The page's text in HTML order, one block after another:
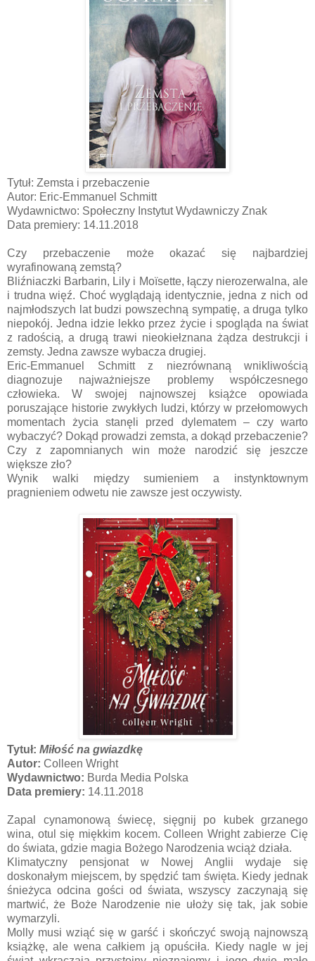
Tytuł: Zemsta i przebaczenie
Autor: Eric-Emmanuel Schmitt
Wydawnictwo: Społeczny Instytut Wydawniczy Znak
Data premiery: 14.11.2018
Czy przebaczenie może okazać się najbardziej
wyrafinowaną zemstą?
Bliźniaczki Barbarin, Lily i Moïsette, łączy nierozerwalna, ale
i trudna więź. Choć wyglądają identycznie, jedna z nich od
najmłodszych lat budzi powszechną sympatię, a druga tylko
niepokój. Jedna idzie lekko przez życie i spogląda na świat
z radością, a drugą trawi nieokiełznana żądza destrukcji i
zemsty. Jedna zawsze wybacza drugiej.
Eric-Emmanuel Schmitt z niezrównaną wnikliwością
diagnozuje najważniejsze problemy współczesnego
człowieka. W swojej najnowszej książce opowiada
poruszające historie zwykłych ludzi, którzy w przełomowych
momentach życia stanęli przed dylematem – czy warto
wybaczyć? Dokąd prowadzi zemsta, a dokąd przebaczenie?
Czy z zapomnianych win może narodzić się jeszcze
większe zło?
Wynik walki między sumieniem a instynktownym
pragnieniem odwetu nie zawsze jest oczywisty.
Tytuł: Miłość na gwiazdkę
Autor: Colleen Wright
Wydawnictwo: Burda Media Polska
Data premiery: 14.11.2018
Zapal cynamonową świecę, sięgnij po kubek grzanego
wina, otul się miękkim kocem. Colleen Wright zabierze Cię
do świata, gdzie magia Bożego Narodzenia wciąż działa.
Klimatyczny pensjonat w Nowej Anglii wydaje się
doskonałym miejscem, by spędzić tam święta. Kiedy jednak
śnieżyca odcina gości od świata, wszyscy zaczynają się
martwić, że Boże Narodzenie nie ułoży się tak, jak sobie
wymarzyli.
Molly musi wziąć się w garść i skończyć swoją najnowszą
książkę, ale wena całkiem ją opuściła. Kiedy nagle w jej